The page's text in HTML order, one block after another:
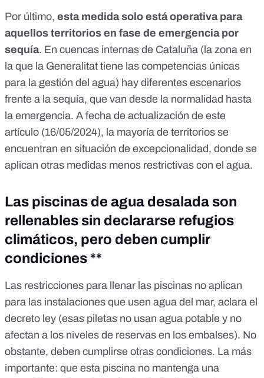
Por último, esta medida solo está operativa para
aquellos territorios en fase de emergencia por
sequía. En cuencas internas de Cataluña (la zona en
la que la Generalitat tiene las competencias únicas
para la gestión del agua) hay diferentes escenarios
frente a la sequía, que van desde la normalidad hasta
la emergencia. A fecha de actualización de este
artículo (16/05/2024), la mayoría de territorios se
encuentran en situación de excepcionalidad, donde se
aplican otras medidas menos restrictivas con el agua.
Las piscinas de agua desalada son
rellenables sin declararse refugios
climáticos, pero deben cumplir
condiciones **
Las restricciones para llenar las piscinas no aplican
para las instalaciones que usen agua del mar, aclara el
decreto ley (esas piletas no usan agua potable y no
afectan a los niveles de reservas en los embalses). No
obstante, deben cumplirse otras condiciones. La más
importante: que esta piscina no mantenga una